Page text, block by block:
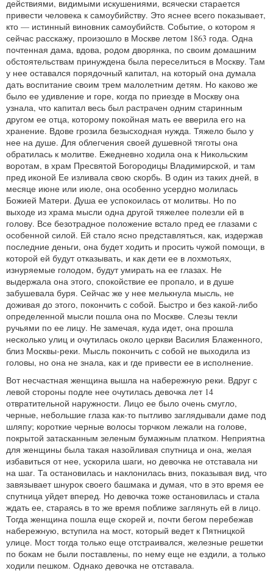
действиями, видимыми искушениями, всячески старается
привести человека к самоубийству. Это яснее всего показывает,
кто — истинный виновник самоубийств. Событие, о котором я
сейчас расскажу, произошло в Москве летом 1863 года. Одна
почтенная дама, вдова, родом дворянка, по своим домашним
обстоятельствам принуждена была переселиться в Москву. Там
у нее оставался порядочный капитал, на который она думала
дать воспитание своим трем малолетним детям. Но каково же
было ее удивление и горе, когда по приезде в Москву она
узнала, что капитал весь был растрачен одним старинным
другом ее отца, которому покойная мать ее вверила его на
хранение. Вдове грозила безысходная нужда. Тяжело было у
нее на душе. Для облегчения своей душевной тяготы она
обратилась к молитве. Ежедневно ходила она к Никольским
воротам, в храм Пресвятой Богородицы Владимирской, и там
пред иконой Ее изливала свою скорбь. В один из таких дней, в
месяце июне или июле, она особенно усердно молилась
Божией Матери. Душа ее успокоилась от молитвы. Но по
выходе из храма мысли одна другой тяжелее полезли ей в
голову. Все безотрадное положение встало пред ее глазами с
особенной силой. Ей стало ясно представляться, как, издержав
последние деньги, она будет ходить и просить чужой помощи, в
которой ей будут отказывать, и как дети ее в лохмотьях,
изнуряемые голодом, будут умирать на ее глазах. Не
выдержала она этого, спокойствие ее пропало, и в душе
забушевала буря. Сейчас же у нее мелькнула мысль, не
доживая до этого, покончить с собой. Быстро и без какой-либо
определенной мысли пошла она по Москве. Слезы текли
ручьями по ее лицу. Не замечая, куда идет, она прошла
несколько улиц и очутилась около церкви Василия Блаженного,
близ Москвы-реки. Мысль покончить с собой не выходила из
головы, но она не знала, как и где привести ее в исполнение.
Вот несчастная женщина вышла на набережную реки. Вдруг с
левой стороны подле нее очутилась девочка лет 14
отвратительной наружности. Лицо ее было очень смугло,
черные, небольшие глаза как-то пытливо заглядывали даме под
шляпу; короткие черные волосы торчком лежали на голове,
покрытой затасканным зеленым бумажным платком. Неприятна
для женщины была такая назойливая спутница и она, желая
избавиться от нее, ускорила шаги, но девочка не отставала ни
на шаг. Та остановилась и наклонилась вниз, показывая вид, что
завязывает шнурок своего башмака и думая, что в это время ее
спутница уйдет вперед. Но девочка тоже остановилась и стала
ждать ее, стараясь в то же время поближе заглянуть ей в лицо.
Тогда женщина пошла еще скорей и, почти бегом перебежав
набережную, вступила на мост, который ведет к Пятницкой
улице. Мост тогда только еще отстраивался, железные решетки
по бокам не были поставлены, по нему еще не ездили, а только
ходили пешком. Однако девочка не отставала.